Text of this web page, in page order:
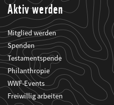
Aktiv werden
Mitglied werden
Spenden
Testamentspende
Philanthropie
WWF-Events
Freiwillig arbeiten